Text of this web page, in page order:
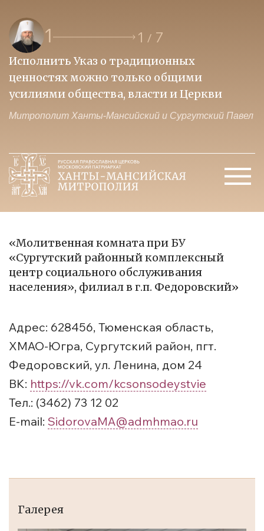
1 1 / 7
Исполнить Указ о традиционных
ценностях можно только общими
усилиями общества, власти и Церкви
Митрополит Ханты-Мансийский и Сургутский Павел
«Молитвенная комната при БУ
«Сургутский районный комплексный
центр социального обслуживания
населения», филиал в г.п. Федоровский»
Адрес: 628456, Тюменская область,
ХМАО-Югра, Сургутский район, пгт.
Федоровский, ул. Ленина, дом 24
ВК: https://vk.com/kcsonsodeystvie
Тел.: (3462) 73 12 02
E-mail: SidorovaMA@admhmao.ru
Галерея